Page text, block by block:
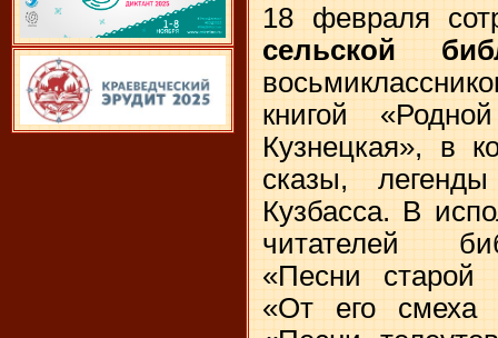
18 февраля
сельской
книгой
Кузнецкая», в
сказы,
Кузбасса. В
читателей
«Песни старой
«От его смеха